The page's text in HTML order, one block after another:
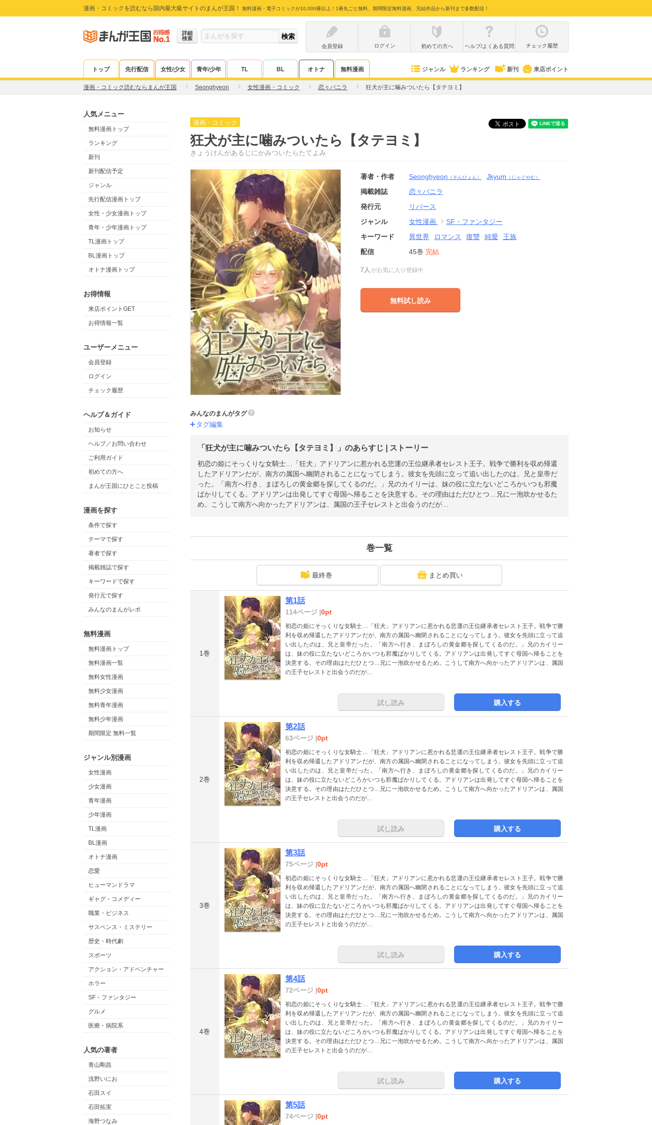
漫画・コミックを読むなら国内最大級サイトのまんが王国！ 無料漫画・電子コミックが10,000冊以上！1冊丸ごと無料、期間限定無料漫画、完結作品から新刊まで多数配信！
詳細
検索
会員登録
ログイン 初めての方へ ヘルプ/よくある質問 チェック履歴
トップ 先行配信 女性/少女 青年/少年 TL BL オトナ 無料漫画 ジャンル ランキング 新刊 来店ポイント
漫画・コミック読むならまんが王国 Seonghyeon 女性漫画・コミック 恋々バニラ 狂犬が主に噛みついたら【タテヨミ】
人気メニュー
無料漫画トップ
ランキング
新刊
新刊配信予定
ジャンル
先行配信漫画トップ
女性・少女漫画トップ
青年・少年漫画トップ
TL漫画トップ
BL漫画トップ
オトナ漫画トップ
お得情報
来店ポイントGET
お得情報一覧
ユーザーメニュー
会員登録
ログイン
チェック履歴
ヘルプ＆ガイド
お知らせ
ヘルプ／お問い合わせ
ご利用ガイド
初めての方へ
まんが王国にひとこと投稿
漫画を探す
条件で探す
テーマで探す
著者で探す
掲載雑誌で探す
キーワードで探す
発行元で探す
みんなのまんがレポ
無料漫画
無料漫画トップ
無料漫画一覧
無料女性漫画
無料少女漫画
無料青年漫画
無料少年漫画
期間限定 無料一覧
ジャンル別漫画
女性漫画
少女漫画
青年漫画
少年漫画
TL漫画
BL漫画
オトナ漫画
恋愛
ヒューマンドラマ
ギャグ・コメディー
職業・ビジネス
サスペンス・ミステリー
歴史・時代劇
スポーツ
アクション・アドベンチャー
ホラー
SF・ファンタジー
グルメ
医療・病院系
人気の著者
青山剛昌
浅野いにお
石田スイ
石田拓実
海野つなみ
漫画・コミック
狂犬が主に噛みついたら【タテヨミ】
きょうけんがあるじにかみついたらたてよみ
著者・作者 Seonghyeon （そんひょん） Jkyum （じゃぐやむ）
掲載雑誌
恋々バニラ
発行元
リバース
ジャンル
女性漫画
SF・ファンタジー
キーワード
異世界 ロマンス 復讐 純愛
王族
配信
45巻 完結
7人 がお気に入り登録中
無料試し読み
みんなのまんがタグ
タグ編集
「狂犬が主に噛みついたら【タテヨミ】」のあらすじ | ストーリー
初恋の姫にそっくりな女騎士…「狂犬」アドリアンに惹かれる悲運の王位継承者セレスト王子。戦争で勝利を収め帰還
したアドリアンだが、南方の属国へ幽閉されることになってしまう。彼女を先頭に立って追い出したのは、兄と皇帝だ
った。「南方へ行き、まぼろしの黄金郷を探してくるのだ。」兄のカイリーは、妹の役に立たないどころかいつも邪魔
ばかりしてくる。アドリアンは出発してすぐ母国へ帰ることを決意する。その理由はただひとつ…兄に一泡吹かせるた
め。こうして南方へ向かったアドリアンは、属国の王子セレストと出会うのだが…
巻一覧
最終巻 まとめ買い
1巻
第1話
114ページ |0pt
初恋の姫にそっくりな女騎士…「狂犬」アドリアンに惹かれる悲運の王位継承者セレスト王子。戦争で勝
利を収め帰還したアドリアンだが、南方の属国へ幽閉されることになってしまう。彼女を先頭に立って追
い出したのは、兄と皇帝だった。「南方へ行き、まぼろしの黄金郷を探してくるのだ。」兄のカイリー
は、妹の役に立たないどころかいつも邪魔ばかりしてくる。アドリアンは出発してすぐ母国へ帰ることを
決意する。その理由はただひとつ…兄に一泡吹かせるため。こうして南方へ向かったアドリアンは、属国
の王子セレストと出会うのだが…
試し読み 購入する
2巻
第2話
63ページ |0pt
初恋の姫にそっくりな女騎士…「狂犬」アドリアンに惹かれる悲運の王位継承者セレスト王子。戦争で勝
利を収め帰還したアドリアンだが、南方の属国へ幽閉されることになってしまう。彼女を先頭に立って追
い出したのは、兄と皇帝だった。「南方へ行き、まぼろしの黄金郷を探してくるのだ。」兄のカイリー
は、妹の役に立たないどころかいつも邪魔ばかりしてくる。アドリアンは出発してすぐ母国へ帰ることを
決意する。その理由はただひとつ…兄に一泡吹かせるため。こうして南方へ向かったアドリアンは、属国
の王子セレストと出会うのだが…
試し読み 購入する
3巻
第3話
75ページ |0pt
初恋の姫にそっくりな女騎士…「狂犬」アドリアンに惹かれる悲運の王位継承者セレスト王子。戦争で勝
利を収め帰還したアドリアンだが、南方の属国へ幽閉されることになってしまう。彼女を先頭に立って追
い出したのは、兄と皇帝だった。「南方へ行き、まぼろしの黄金郷を探してくるのだ。」兄のカイリー
は、妹の役に立たないどころかいつも邪魔ばかりしてくる。アドリアンは出発してすぐ母国へ帰ることを
決意する。その理由はただひとつ…兄に一泡吹かせるため。こうして南方へ向かったアドリアンは、属国
の王子セレストと出会うのだが…
試し読み 購入する
4巻
第4話
72ページ |0pt
初恋の姫にそっくりな女騎士…「狂犬」アドリアンに惹かれる悲運の王位継承者セレスト王子。戦争で勝
利を収め帰還したアドリアンだが、南方の属国へ幽閉されることになってしまう。彼女を先頭に立って追
い出したのは、兄と皇帝だった。「南方へ行き、まぼろしの黄金郷を探してくるのだ。」兄のカイリー
は、妹の役に立たないどころかいつも邪魔ばかりしてくる。アドリアンは出発してすぐ母国へ帰ることを
決意する。その理由はただひとつ…兄に一泡吹かせるため。こうして南方へ向かったアドリアンは、属国
の王子セレストと出会うのだが…
試し読み 購入する
第5話
74ページ |0pt